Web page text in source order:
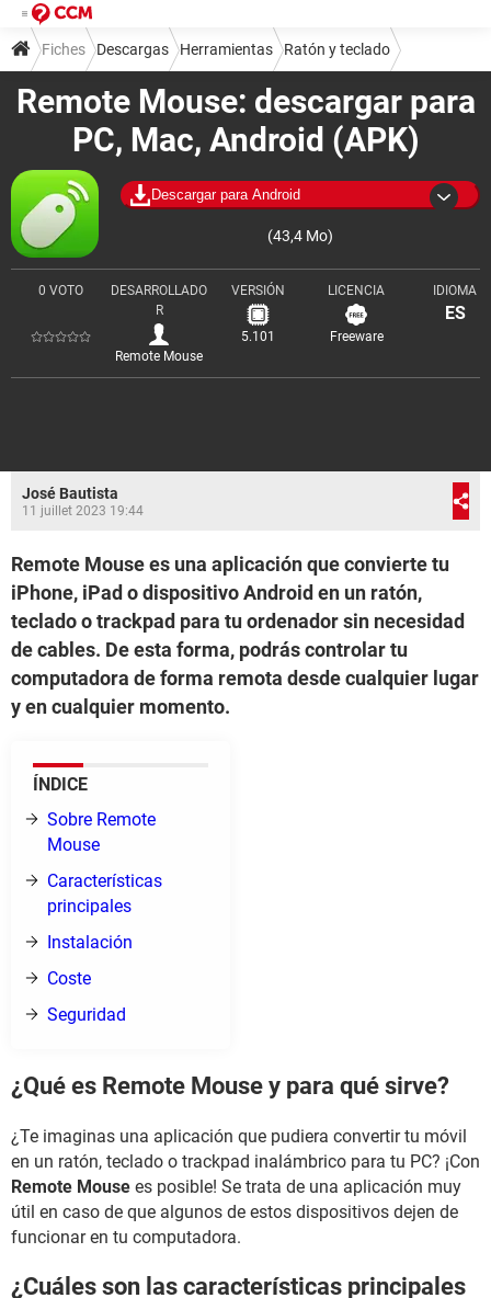
Remote Mouse: descargar para
PC, Mac, Android (APK)
Descargar para Android
(43,4 Mo)
0 VOTO
DESARROLLADO
R
Remote Mouse
VERSIÓN
5.101
LICENCIA
Freeware
IDIOMA
ES
Fiches Descargas Herramientas Ratón y teclado
José Bautista
11 juillet 2023 19:44
Remote Mouse es una aplicación que convierte tu
iPhone, iPad o dispositivo Android en un ratón,
teclado o trackpad para tu ordenador sin necesidad
de cables. De esta forma, podrás controlar tu
computadora de forma remota desde cualquier lugar
y en cualquier momento.
ÍNDICE
Sobre Remote
Mouse
Características
principales
Instalación
Coste
Seguridad
¿Qué es Remote Mouse y para qué sirve?
¿Te imaginas una aplicación que pudiera convertir tu móvil
en un ratón, teclado o trackpad inalámbrico para tu PC? ¡Con
Remote Mouse es posible! Se trata de una aplicación muy
útil en caso de que algunos de estos dispositivos dejen de
funcionar en tu computadora.
¿Cuáles son las características principales